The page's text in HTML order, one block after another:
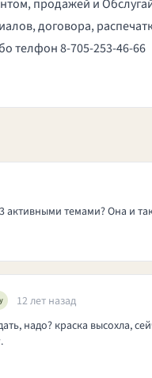
продажей и
договора,
телфон 8-705-253-46-66
темами? Она и
12 лет назад
надо? краска высохла,